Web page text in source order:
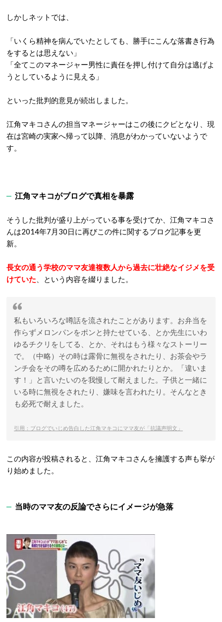
しかしネットでは、
「いくら精神を病んでいたとしても、勝手にこんな落書き行為
をするとは思えない」
「全てこのマネージャー男性に責任を押し付けて自分は逃げよ
うとしているように見える」
といった批判的意見が続出しました。
江角マキコさんの担当マネージャーはこの後にクビとなり、現
在は宮崎の実家へ帰って以降、消息がわかっていないようで
す。
江角マキコがブログで真相を暴露
そうした批判が盛り上がっている事を受けてか、江角マキコさ
んは2014年7月30日に再びこの件に関するブログ記事を更
新。
長女の通う学校のママ友達複数人から過去に壮絶なイジメを受
けていた 、という内容を綴りました。
私もいろいろな噂話を流されたことがあります。お弁当を
作らずメロンパンをポンと持たせている、とか先生にいわ
ゆるチクリをしてる、とか、それはもう様々なストーリー
で。（中略）その時は露骨に無視をされたり、お茶会やラ
ンチ会をその噂を広めるために開かれたりとか。「違いま
す！」と言いたいのを我慢して耐えました。子供と一緒に
いる時に無視をされたり、嫌味を言われたり。そんなとき
も必死で耐えました。
引用：ブログでいじめ告白した江角マキコにママ友が「抗議声明文」
この内容が投稿されると、江角マキコさんを擁護する声も挙が
り始めました。
当時のママ友の反論でさらにイメージが急落